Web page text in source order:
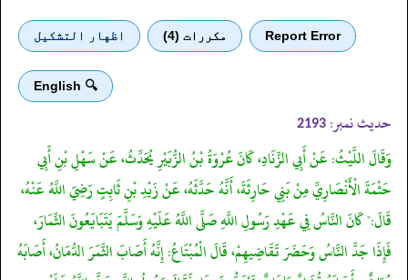
Report Error مكررات (4) اظهار التشكيل
🔍 English
حدیث نمبر: 2193
وَقَالَ اللَّيْثُ: عَنْ أَبِي الزِّنَادِ، كَانَ عُرْوَةُ بْنُ الزُّبَيْرِ يُحَدِّثُ، عَنْ سَهْلِ بْنِ أَبِي
حَثْمَةَ الْأَنْصَارِيِّ مِنْ بَنِي حَارِثَةَ، أَنَّهُ حَدَّثَهُ، عَنْ زَيْدِ بْنِ ثَابِتٍ رَضِيَ اللَّهُ عَنْهُ،
قَالَ:" كَانَ النَّاسُ فِي عَهْدِ رَسُولِ اللَّهِ صَلَّى اللَّهُ عَلَيْهِ وَسَلَّمَ يَتَبَايَعُونَ الثِّمَارَ،
فَإِذَا جَدَّ النَّاسُ وَحَضَرَ تَقَاضِيهِمْ، قَالَ الْمُبْتَاعُ: إِنَّهُ أَصَابَ الثَّمَرَ الدُّمَانُ، أَصَابَهُ